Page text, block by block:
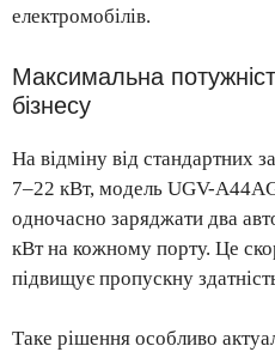
електромобілів.
Максимальна
бізнесу
На відміну від стандартних
7–22 кВт, модель UGV-
одночасно заряджати два
кВт на кожному порту. Це
підвищує пропускну
Таке рішення особливо